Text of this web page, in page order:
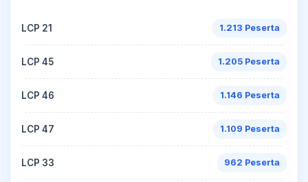
LCP 21 1.213 Peserta
LCP 45 1.205 Peserta
LCP 46 1.146 Peserta
LCP 47 1.109 Peserta
LCP 33 962 Peserta